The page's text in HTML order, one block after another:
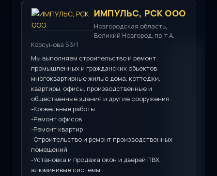
ИМПУЛЬС, РСК ООО
Новгородская область,
Великий Новгород, пр-т А.
Корсунова 53/1
Мы выполняем строительство и ремонт
промышленных и гражданских объектов:
многоквартирные жилые дома, коттеджи,
квартиры, офисы, производственные и
общественные здания и другие сооружения.
-Кровельные работы
-Ремонт офисов
-Ремонт квартир
-Строительство и ремонт производственных
помещений
-Установка и продажа окон и дверей ПВХ,
алюминивые системы